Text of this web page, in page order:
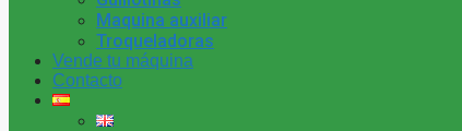
Maquina auxiliar
Troqueladoras
Vende tu máquina
Contacto